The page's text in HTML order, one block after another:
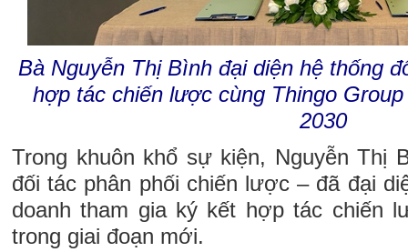
Bà Nguyễn Thị Bình đại diện hệ thống
hợp tác chiến lược cùng Thingo
2030
Trong khuôn khổ sự kiện, Nguyễn Thị
đối tác phân phối chiến lược – đã đại
doanh tham gia ký kết hợp tác chiến
trong giai đoạn mới.